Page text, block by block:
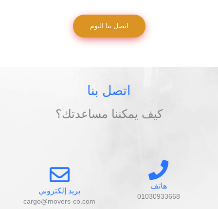
اتصل بنا اليوم
اتصل بنا
كيف يمكننا مساعدتك؟
هاتف
01030933668
بريد إلكتروني
cargo@movers-co.com